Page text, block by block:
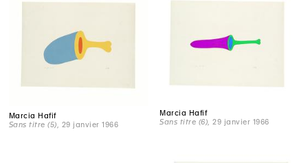
Marcia Hafif
Sans titre (5) , 29 janvier 1966
Marcia Hafif
Sans titre (6) , 29 janvier 1966